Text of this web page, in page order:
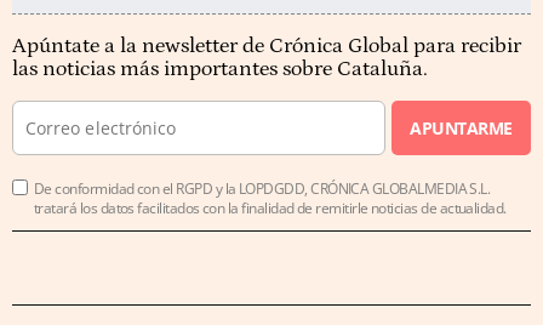
Apúntate a la newsletter de Crónica Global para recibir
las noticias más importantes sobre Cataluña.
APUNTARME
De conformidad con el RGPD y la LOPDGDD, CRÓNICA GLOBALMEDIA S.L.
tratará los datos facilitados con la finalidad de remitirle noticias de actualidad.